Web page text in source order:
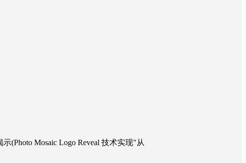
Mosaic Logo Reveal 技术实现"从